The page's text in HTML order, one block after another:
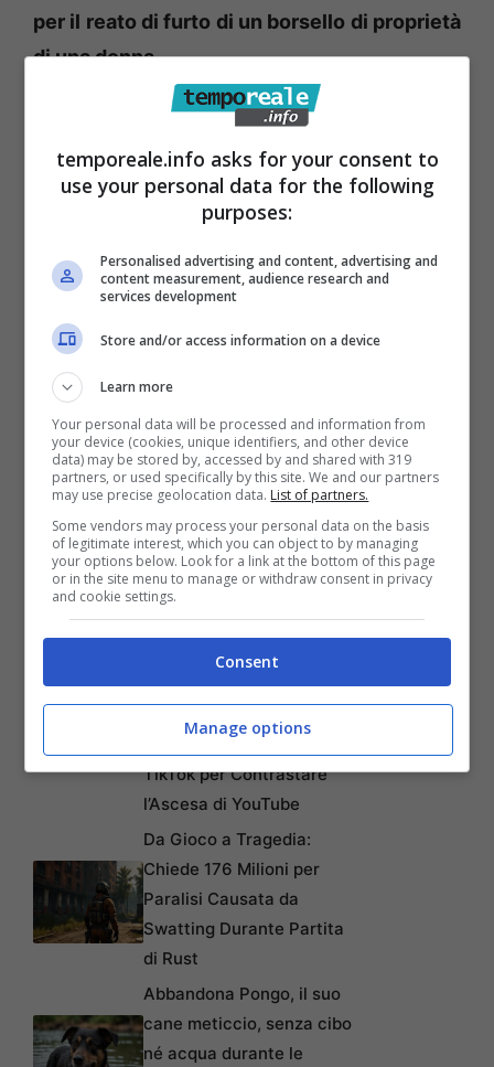
per il reato di furto di un borsello di proprietà
di una donna.
Articoli recenti
TikTok per Contrastare
l’Ascesa di YouTube
Da Gioco a Tragedia:
Chiede 176 Milioni per
Paralisi Causata da
Swatting Durante Partita
di Rust
Abbandona Pongo, il suo
cane meticcio, senza cibo
né acqua durante le
temporeale.info asks for your consent to
use your personal data for the following
purposes:
Personalised advertising and content, advertising and
content measurement, audience research and
services development
Store and/or access information on a device
Learn more
Your personal data will be processed and information from
your device (cookies, unique identifiers, and other device
data) may be stored by, accessed by and shared with 319
partners, or used specifically by this site. We and our partners
may use precise geolocation data. List of partners.
Some vendors may process your personal data on the basis
of legitimate interest, which you can object to by managing
your options below. Look for a link at the bottom of this page
or in the site menu to manage or withdraw consent in privacy
and cookie settings.
Consent
Manage options